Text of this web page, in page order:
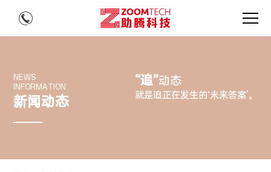
NEWS
INFORMATION
新闻动态
“追”动态
就是追正在发生的‘未来答案’。